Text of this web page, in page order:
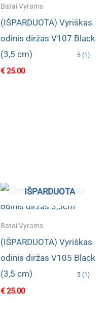
Batai Vyrams
(IŠPARDUOTA) Vyriškas
odinis diržas V107 Black
(3,5 cm)
5 (1)
€25.00
IŠPARDUOTA
Batai Vyrams
(IŠPARDUOTA) Vyriškas
odinis diržas V105 Black
(3,5 cm)
5 (1)
€25.00